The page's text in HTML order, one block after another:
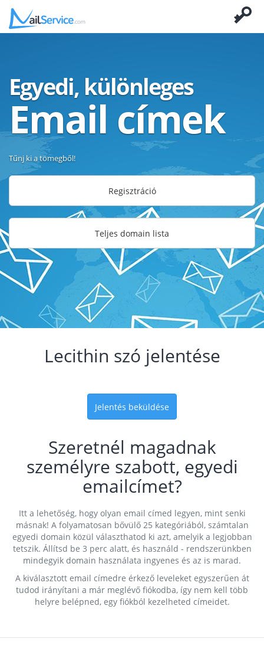
Egyedi, különleges
Email címek
Tűnj ki a tömegből!
Regisztráció
Teljes domain lista
Lecithin szó jelentése
Jelentés beküldése
Szeretnél magadnak
személyre szabott, egyedi
emailcímet?
Itt a lehetőség, hogy olyan email címed legyen, mint senki
másnak! A folyamatosan bővülő 25 kategóriából, számtalan
egyedi domain közül választhatod ki azt, amelyik a legjobban
tetszik. Állítsd be 3 perc alatt, és használd - rendszerünkben
mindegyik domain használata ingyenes és az is marad.
A kiválasztott email címedre érkező leveleket egyszerűen át
tudod irányítani a már meglévő fiókodba, így nem kell több
helyre belépned, egy fiókból kezelheted címeidet.